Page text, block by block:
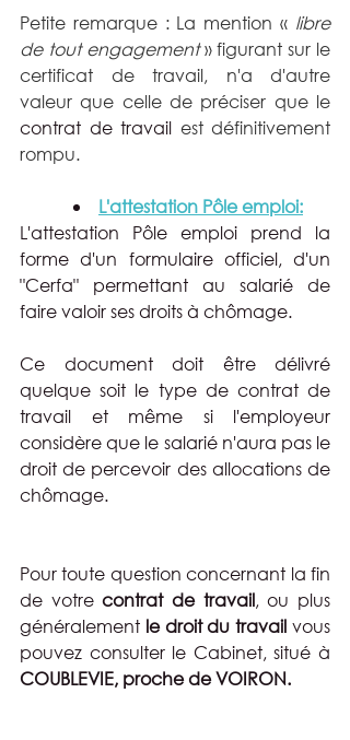
Petite remarque : La mention « libre
de tout engagement » figurant sur le
certificat de travail, n'a d'autre
contrat de travail est définitivement
rompu.
L'attestation Pôle emploi:
L'attestation Pôle emploi prend la
forme d'un formulaire officiel, d'un
"Cerfa" permettant au salarié de
faire valoir ses droits à chômage.
Ce document doit être délivré
quelque soit le type de contrat de
travail et même si l'employeur
considère que le salarié n'aura pas le
droit de percevoir des allocations de
chômage.
Pour toute question concernant la fin
de votre contrat de travail, ou plus
généralement le droit du travail vous
COUBLEVIE, proche de VOIRON.